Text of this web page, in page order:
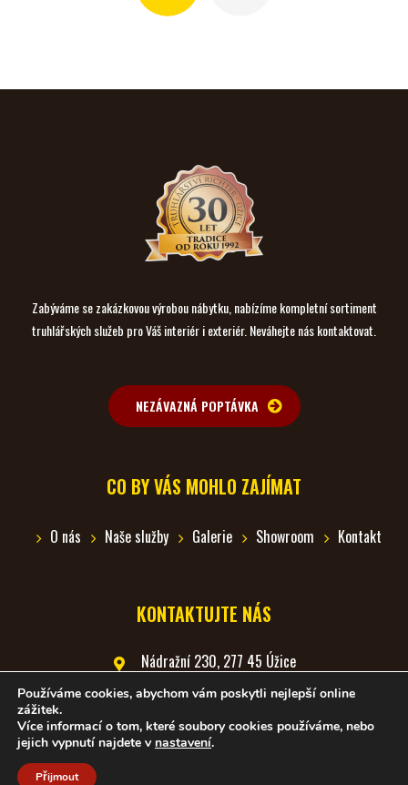
Zabýváme se zakázkovou výrobou nábytku, nabízíme kompletní sortiment
truhlářských služeb pro Váš interiér i exteriér. Neváhejte nás kontaktovat.
NEZÁVAZNÁ POPTÁVKA
CO BY VÁS MOHLO ZAJÍMAT
O nás Naše služby Galerie Showroom Kontakt
KONTAKTUJTE NÁS
Nádražní 230, 277 45 Úžice
+420 602 388 819
richter_jan@centrum.cz
Používáme cookies, abychom vám poskytli nejlepší online
zážitek.
Více informací o tom, které soubory cookies používáme, nebo
jejich vypnutí najdete v nastavení.
Přijmout